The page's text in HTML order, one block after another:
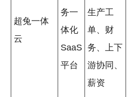
超兔一体
云
务一
体化
SaaS
平台
生产工
单、财
务、上下
游协同、
薪资